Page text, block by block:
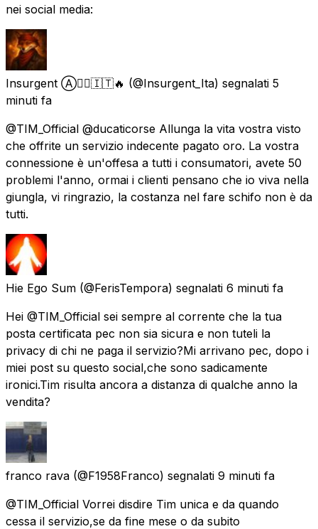
nei social media:
Insurgent Ⓐ🏴‍☠️🇮🇹🔥 (@Insurgent_Ita) segnalati 5
minuti fa
@TIM_Official @ducaticorse Allunga la vita vostra visto
che offrite un servizio indecente pagato oro. La vostra
connessione è un'offesa a tutti i consumatori, avete 50
problemi l'anno, ormai i clienti pensano che io viva nella
giungla, vi ringrazio, la costanza nel fare schifo non è da
tutti.
Hie Ego Sum (@FerisTempora) segnalati 6 minuti fa
Hei @TIM_Official sei sempre al corrente che la tua
posta certificata pec non sia sicura e non tuteli la
privacy di chi ne paga il servizio?Mi arrivano pec, dopo i
miei post su questo social,che sono sadicamente
ironici.Tim risulta ancora a distanza di qualche anno la
vendita?
franco rava (@F1958Franco) segnalati 9 minuti fa
@TIM_Official Vorrei disdire Tim unica e da quando
cessa il servizio,se da fine mese o da subito